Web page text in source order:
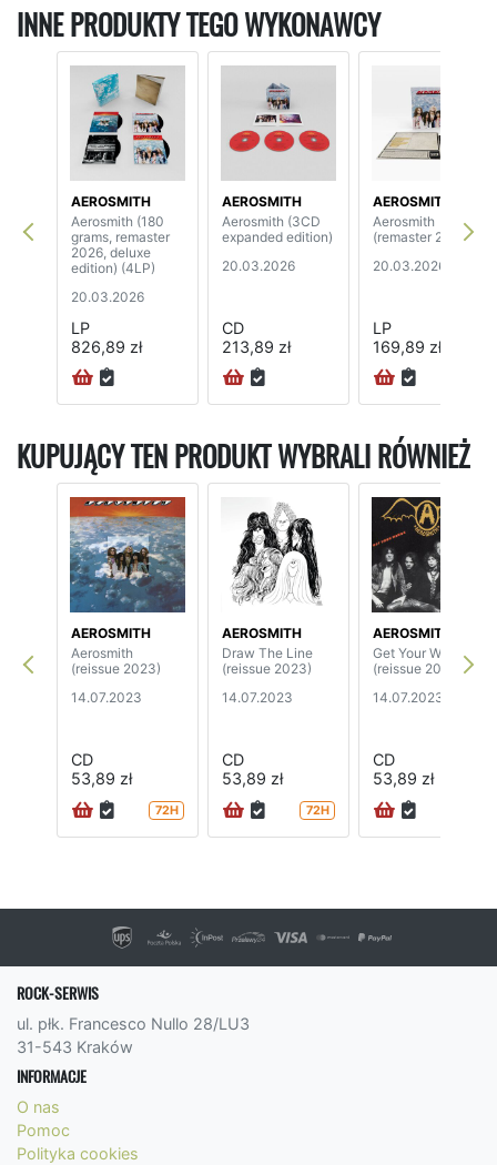
INNE PRODUKTY TEGO WYKONAWCY
AEROSMITH
Aerosmith (180
grams, remaster
2026, deluxe
edition) (4LP)
20.03.2026
LP
826,89 zł
AEROSMITH
Aerosmith (3CD
expanded edition)
20.03.2026
CD
213,89 zł
AEROSMITH
Aerosmith
(remaster 2026)
20.03.2026
LP
169,89 zł
KUPUJĄCY TEN PRODUKT WYBRALI RÓWNIEŻ
AEROSMITH
Aerosmith
(reissue 2023)
14.07.2023
CD
53,89 zł
72H
AEROSMITH
Draw The Line
(reissue 2023)
14.07.2023
CD
53,89 zł
72H
AEROSMITH
Get Your Wings
(reissue 2023)
14.07.2023
CD
53,89 zł
ROCK-SERWIS
ul. płk. Francesco Nullo 28/LU3
31-543 Kraków
INFORMACJE
O nas
Pomoc
Polityka cookies